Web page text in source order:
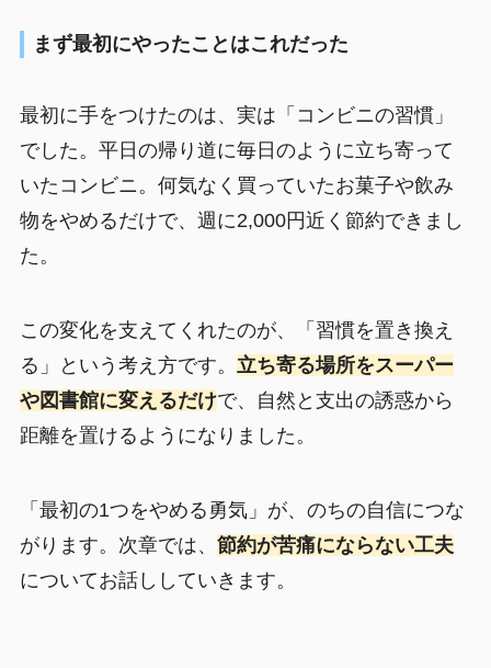
まず最初にやったことはこれだった
最初に手をつけたのは、実は「コンビニの習慣」
でした。平日の帰り道に毎日のように立ち寄って
いたコンビニ。何気なく買っていたお菓子や飲み
物をやめるだけで、週に2,000円近く節約できまし
た。
この変化を支えてくれたのが、「習慣を置き換え
る」という考え方です。 立ち寄る場所をスーパー
や図書館に変えるだけで、自然と支出の誘惑から
距離を置けるようになりました。
「最初の1つをやめる勇気」が、のちの自信につな
がります。次章では、 節約が苦痛にならない工夫
についてお話ししていきます。